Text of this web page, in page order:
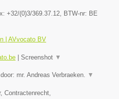
+32/(0)3/369.37.12, BTW-nr: BE
| AVvocato BV
Screenshot ▼
mr. Andreas Verbraeken. ▼
Contractenrecht,